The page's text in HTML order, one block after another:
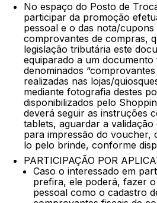
No espaço do Posto de
participar da promoção
pessoal e o das nota/
comprovantes de compras,
legislação tributária este
equiparado a um documento
denominados
realizadas nas lojas/
mediante fotografia destes
disponibilizados pelo
deverá seguir as instruções
tablets, aguardar a
para impressão do voucher,
lo pelo brinde, conforme
PARTICIPAÇÃO POR
Caso o interessado em
prefira, ele poderá, fazer
pessoal como o cadastro